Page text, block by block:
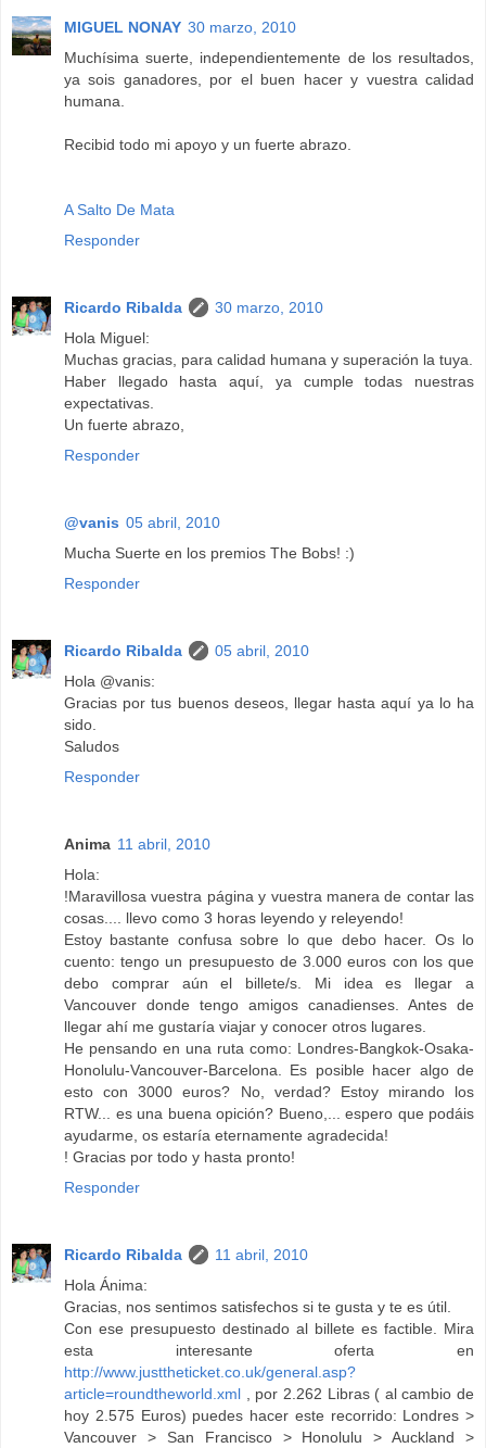
MIGUEL NONAY 30 marzo, 2010
Muchísima suerte, independientemente de los resultados,
ya sois ganadores, por el buen hacer y vuestra calidad
humana.
Recibid todo mi apoyo y un fuerte abrazo.
A Salto De Mata
Responder
Ricardo Ribalda
30 marzo, 2010
Hola Miguel:
Muchas gracias, para calidad humana y superación la tuya.
Haber llegado hasta aquí, ya cumple todas nuestras
expectativas.
Un fuerte abrazo,
Responder
@vanis 05 abril, 2010
Mucha Suerte en los premios The Bobs! :)
Responder
Ricardo Ribalda
05 abril, 2010
Hola @vanis:
Gracias por tus buenos deseos, llegar hasta aquí ya lo ha
sido.
Saludos
Responder
Anima 11 abril, 2010
Hola:
!Maravillosa vuestra página y vuestra manera de contar las
cosas.... llevo como 3 horas leyendo y releyendo!
Estoy bastante confusa sobre lo que debo hacer. Os lo
cuento: tengo un presupuesto de 3.000 euros con los que
debo comprar aún el billete/s. Mi idea es llegar a
Vancouver donde tengo amigos canadienses. Antes de
llegar ahí me gustaría viajar y conocer otros lugares.
He pensando en una ruta como: Londres-Bangkok-Osaka-
Honolulu-Vancouver-Barcelona. Es posible hacer algo de
esto con 3000 euros? No, verdad? Estoy mirando los
RTW... es una buena opición? Bueno,... espero que podáis
ayudarme, os estaría eternamente agradecida!
! Gracias por todo y hasta pronto!
Responder
Ricardo Ribalda
11 abril, 2010
Hola Ánima:
Gracias, nos sentimos satisfechos si te gusta y te es útil.
Con ese presupuesto destinado al billete es factible. Mira
esta interesante oferta en
http://www.justtheticket.co.uk/general.asp?
article=roundtheworld.xml , por 2.262 Libras ( al cambio de
hoy 2.575 Euros) puedes hacer este recorrido: Londres >
Vancouver > San Francisco > Honolulu > Auckland >